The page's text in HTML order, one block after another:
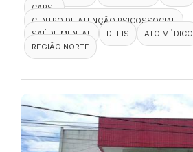
CAPS I
CENTRO DE ATENÇÃO PSICOSSOCIAL
SAÚDE MENTAL
DEFIS
ATO MÉDICO
REGIÃO NORTE